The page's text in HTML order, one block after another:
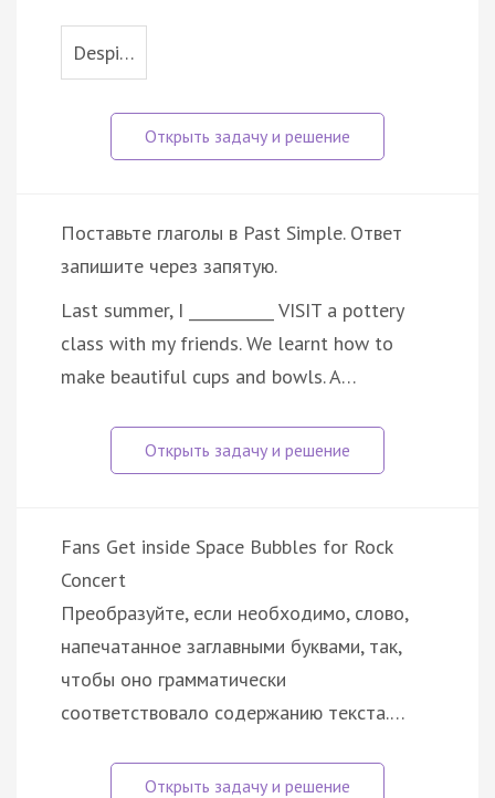
Despi…
Поставьте глаголы в Past Simple. Ответ
запишите через запятую.
Last summer, I ___________ VISIT a pottery
class with my friends. We learnt how to
make beautiful cups and bowls. A…
Fans Get inside Space Bubbles for Rock
Concert
Преобразуйте, если необходимо, слово,
напечатанное заглавными буквами, так,
чтобы оно грамматически
соответствовало содержанию текста.…